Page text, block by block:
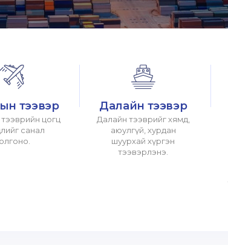
тээвэр
цогц
санал
Далайн тээвэр
Далайн тээврийг хямд,
аюулгүй, хурдан
шуурхай хүргэн
тээвэрлэнэ.